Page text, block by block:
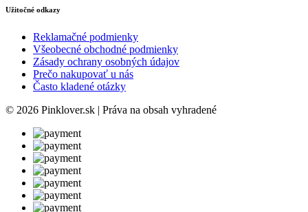
Užitočné odkazy
Reklamačné podmienky
Všeobecné obchodné podmienky
Zásady ochrany osobných údajov
Prečo nakupovať u nás
Často kladené otázky
© 2026 Pinklover.sk | Práva na obsah vyhradené